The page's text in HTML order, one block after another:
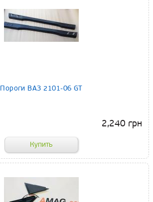
Пороги ВАЗ 2101-06 GT
2,240 грн